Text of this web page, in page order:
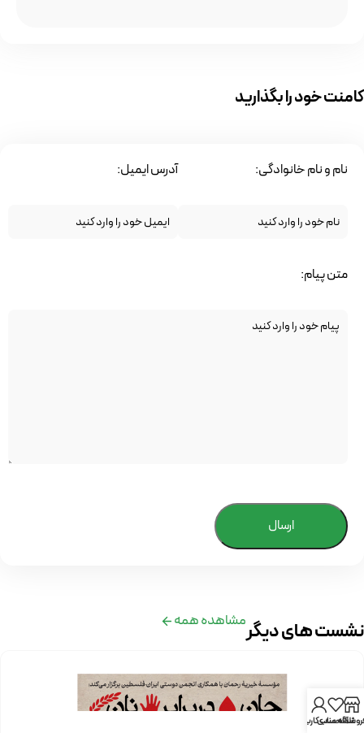
کامنت خود را بگذارید
نام و نام خانوادگی: آدرس ایمیل:
متن پیام:
ارسال
نشست های دیگرمشاهده همه
علاقه مندی
حساب کاربری